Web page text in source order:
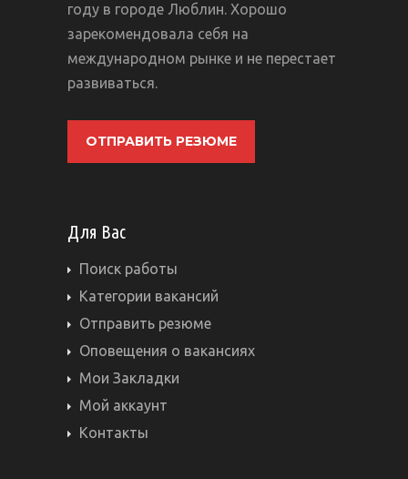
году в городе Люблин. Хорошо
зарекомендовала себя на
международном рынке и не перестает
развиваться.
ОТПРАВИТЬ РЕЗЮМЕ
Для Вас
Поиск работы
Категории вакансий
Отправить резюме
Оповещения о вакансиях
Мои Закладки
Мой аккаунт
Контакты